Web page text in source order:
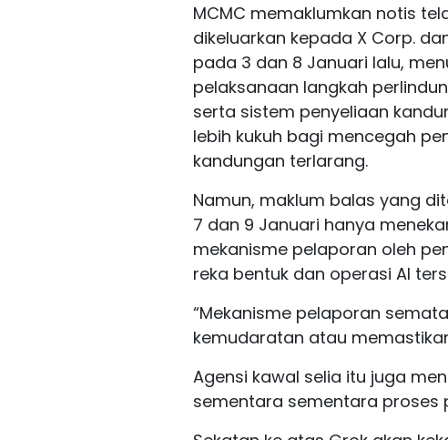
MCMC memaklumkan notis
dikeluarkan kepada X Corp. dan
pada 3 dan 8 Januari lalu,
pelaksanaan langkah
serta sistem penyeliaan
lebih kukuh bagi mencegah
kandungan terlarang.
Namun, maklum balas yang
7 dan 9 Januari hanya
mekanisme pelaporan oleh
reka bentuk dan operasi AI
“Mekanisme pelaporan
kemudaratan atau
Agensi kawal selia itu juga
sementara sementara proses